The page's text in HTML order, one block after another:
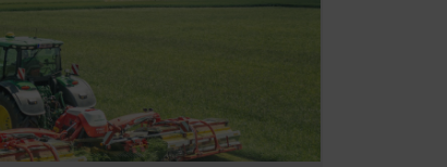
lo tanto, utilizamos
de nuestro sitio web
Duración